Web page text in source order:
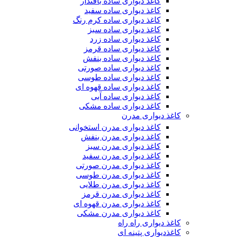
کاغذ دیواری ساده سفید
کاغذ دیواری ساده کرم رنگ
کاغذ دیواری ساده سبز
کاغذ دیواری ساده زرد
کاغذ دیواری ساده قرمز
کاغذ دیواری ساده بنفش
کاغذ دیواری ساده صورتی
کاغذ دیواری ساده طوسی
کاغذ دیواری ساده قهوه ای
کاغذ دیواری ساده آبی
کاغذ دیواری ساده مشکی
کاغذ دیواری مدرن
کاغذ دیواری مدرن استخوانی
کاغذ دیواری مدرن بنفش
کاغذ دیواری مدرن سبز
کاغذ دیواری مدرن سفید
کاغذ دیواری مدرن صورتی
کاغذ دیواری مدرن طوسی
کاغذ دیواری مدرن طلایی
کاغذ دیواری مدرن قرمز
کاغذ دیواری مدرن قهوه ای
کاغذ دیواری مدرن مشکی
کاغذ دیواری راه راه
کاغذدیواری پتینه ای